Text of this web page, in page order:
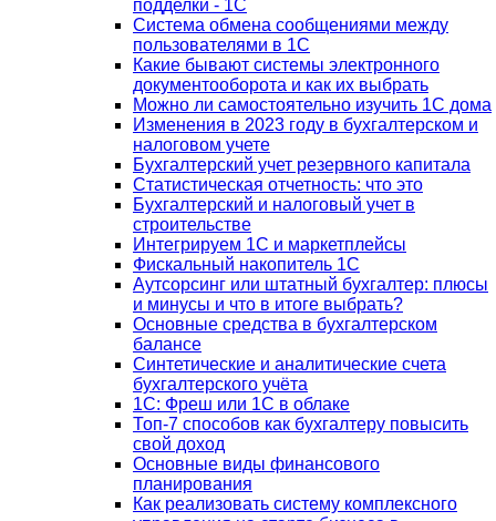
подделки - 1С
Система обмена сообщениями между
пользователями в 1С
Какие бывают системы электронного
документооборота и как их выбрать
Можно ли самостоятельно изучить 1С дома
Изменения в 2023 году в бухгалтерском и
налоговом учете
Бухгалтерский учет резервного капитала
Статистическая отчетность: что это
Бухгалтерский и налоговый учет в
строительстве
Интегрируем 1С и маркетплейсы
Фискальный накопитель 1С
Аутсорсинг или штатный бухгалтер: плюсы
и минусы и что в итоге выбрать?
Основные средства в бухгалтерском
балансе
Синтетические и аналитические счета
бухгалтерского учёта
1C: Фреш или 1С в облаке
Топ-7 способов как бухгалтеру повысить
свой доход
Основные виды финансового
планирования
Как реализовать систему комплексного